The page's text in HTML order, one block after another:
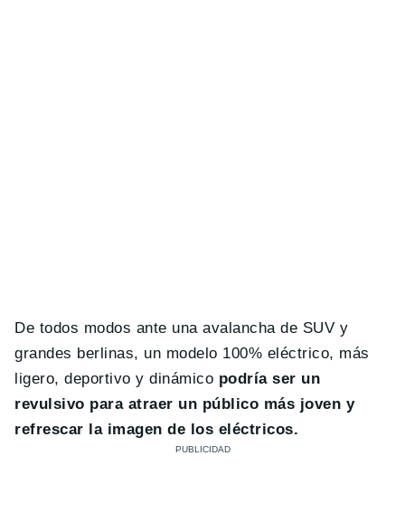
De todos modos ante una avalancha de SUV y
grandes berlinas, un modelo 100% eléctrico, más
ligero, deportivo y dinámico podría ser un
revulsivo para atraer un público más joven y
refrescar la imagen de los eléctricos.